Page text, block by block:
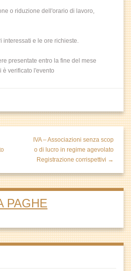
o riduzione dell'orario di lavoro,
interessati e le ore richieste.
presentate entro la fine del mese
è verificato l'evento
IVA – Associazioni senza scop
o di lucro in regime agevolato
Registrazione corrispettivi →
PAGHE